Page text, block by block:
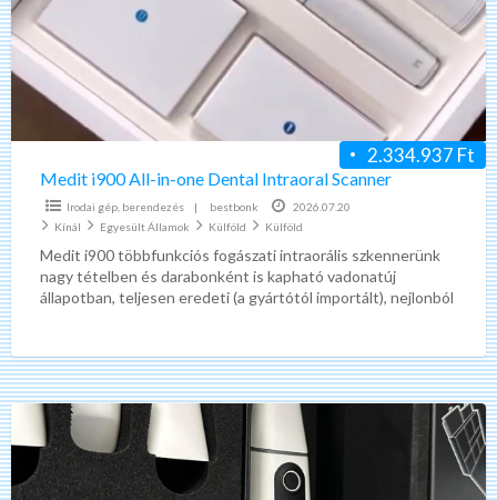
one
Dental
Intraoral
Scanner
2.334.937 Ft
Medit i900 All-in-one Dental Intraoral Scanner
Irodai gép, berendezés | bestbonk
2026.07.20
Kínál
Egyesült Államok Külföld Külföld
Medit i900 többfunkciós fogászati intraorális szkennerünk
nagy tételben és darabonként is kapható vadonatúj
állapotban, teljesen eredeti (a gyártótól importált), nejlonból
3Shape
Trios
5